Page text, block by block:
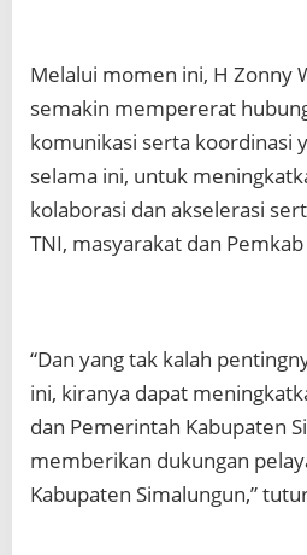
Melalui momen ini, H Zonny
semakin mempererat
komunikasi serta koordinasi
selama ini, untuk
kolaborasi dan akselerasi
TNI, masyarakat dan
“Dan yang tak kalah
ini, kiranya dapat
dan Pemerintah Kabupaten
memberikan dukungan
Kabupaten Simalungun,”